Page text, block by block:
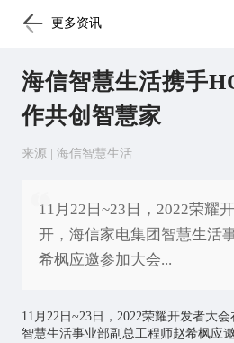
更多资讯
海信智慧生活携手
作共创智慧家
来源 | 海信智慧生活
11月22日~23日，2022荣耀
开，海信家电集团智慧生活
希枫应邀参加大会...
11月22日~23日，2022荣耀开发者大
智慧生活事业部副总工程师赵希枫应